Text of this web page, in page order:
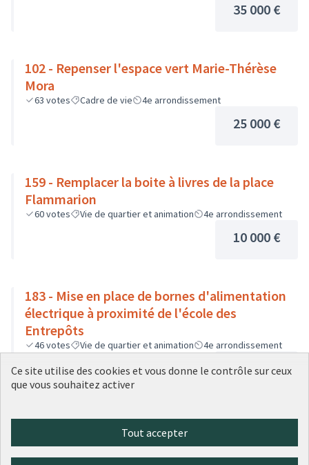
35 000 €
102 - Repenser l'espace vert Marie-Thérèse
Mora
63 votes Cadre de vie 4e arrondissement
25 000 €
159 - Remplacer la boite à livres de la place
Flammarion
60votes Vie de quartier et animation 4e arrondissement
10 000 €
183 - Mise en place de bornes d'alimentation
électrique à proximité de l'école des
Entrepôts
46votes Vie de quartier et animation 4e arrondissement
45 000 €
213 - Une fresque pour la trémie de
Birmingham
39votes Culture et patrimoine 4e arrondissement
Ce site utilise des cookies et vous donne le contrôle sur ceux
que vous souhaitez activer
Tout accepter